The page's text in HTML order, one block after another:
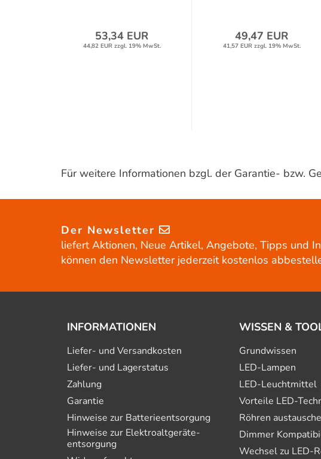
53,34 EUR
44,82 EUR zzgl. 19% MwSt.
49,47 EUR
41,57 EUR zzgl. 19% MwSt.
Für weitere Informationen bzgl. der Garantie- bzw.
Der Newsletter
liefert Aktionen, Neue Artikel, Angebote, Tipps und
können den Newsletter jederzeit kostenlos
INFORMATIONEN
Liefer- und Versandkosten
Liefer- und Lagerstatus
Zahlung
Garantie
Hinweise zur Batterie­entsorgung
Hinweise zur Elektro­altgeräte­
entsorgung
WISSEN &
Grundwissen
LED-Lampen
LED-Leuchtmittel
Vorteile LED-
Röhren
Dimmer
Wechsel zu LED-